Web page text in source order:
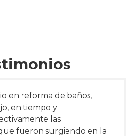
en reforma de baños,
en tiempo y
las
fueron surgiendo en la